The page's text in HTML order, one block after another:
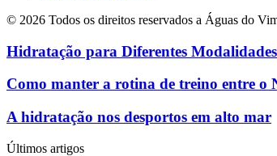
© 2026 Todos os direitos reservados a Águas do
Hidratação para Diferentes
Como manter a rotina de treino entre o
A hidratação nos desportos em alto mar
Últimos artigos